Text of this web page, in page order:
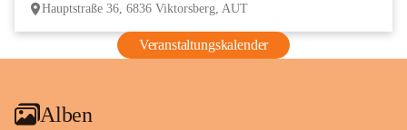
Hauptstraße 36, 6836 Viktorsberg, AUT
Veranstaltungskalender
Alben